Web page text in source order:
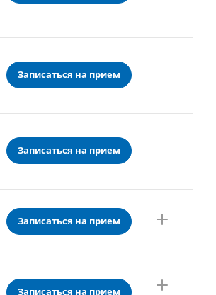
Записаться на прием
Записаться на прием
Записаться на прием
Записаться на прием